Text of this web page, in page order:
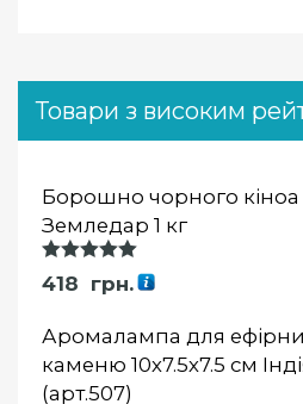
Товари з високим
Борошно чорного кіноа
Земледар 1 кг
Оцінка
5.00із 5
418 грн.
Аромалампа для
каменю 10х7.5х7.5 см
(арт.507)